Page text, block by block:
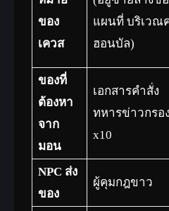
ของ
เควส
แผนที่ บริเวณ
ฮอนบัล)
ของที่
ต้องหา
จาก
มอน
เอกสารคำสั่ง
ทหารข่าวกรอง
x10
NPC ส่ง
ของ
ผู้คุมกฎขาว